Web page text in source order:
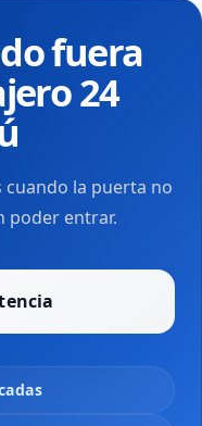
fuera
24
la puerta no
poder entrar.